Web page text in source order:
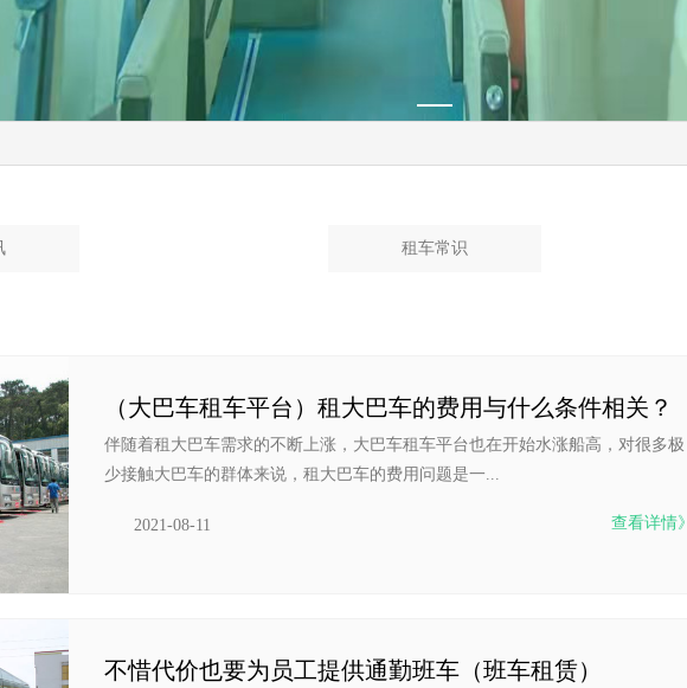
租车常识
（大巴车租车平台）租大巴车的费用与什么条件相关？
伴随着租大巴车需求的不断上涨，大巴车租车平台也在开始水涨船高，对很多极
少接触大巴车的群体来说，租大巴车的费用问题是一...
查看详情》
2021-08-11
不惜代价也要为员工提供通勤班车（班车租赁）